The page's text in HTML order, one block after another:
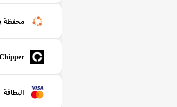
محفظة
Chipper نيجريا
البطاقة